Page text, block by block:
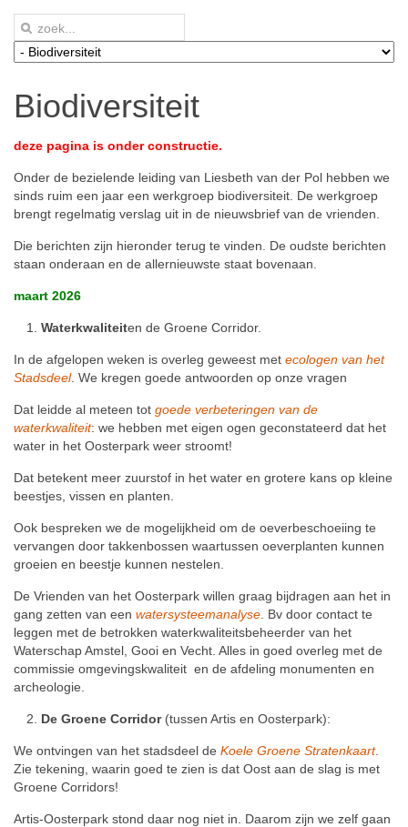
Biodiversiteit
deze pagina is onder constructie.
Onder de bezielende leiding van Liesbeth van der Pol hebben we
sinds ruim een jaar een werkgroep biodiversiteit. De werkgroep
brengt regelmatig verslag uit in de nieuwsbrief van de vrienden.
Die berichten zijn hieronder terug te vinden. De oudste berichten
staan onderaan en de allernieuwste staat bovenaan.
maart 2026
Waterkwaliteiten de Groene Corridor.
In de afgelopen weken is overleg geweest met ecologen van het
Stadsdeel. We kregen goede antwoorden op onze vragen
Dat leidde al meteen tot goede verbeteringen van de
waterkwaliteit: we hebben met eigen ogen geconstateerd dat het
water in het Oosterpark weer stroomt!
Dat betekent meer zuurstof in het water en grotere kans op kleine
beestjes, vissen en planten.
Ook bespreken we de mogelijkheid om de oeverbeschoeiing te
vervangen door takkenbossen waartussen oeverplanten kunnen
groeien en beestje kunnen nestelen.
De Vrienden van het Oosterpark willen graag bijdragen aan het in
gang zetten van een watersysteemanalyse . Bv door contact te
leggen met de betrokken waterkwaliteitsbeheerder van het
Waterschap Amstel, Gooi en Vecht. Alles in goed overleg met de
commissie omgevingskwaliteit en de afdeling monumenten en
archeologie.
De Groene Corridor (tussen Artis en Oosterpark):
We ontvingen van het stadsdeel de Koele Groene Stratenkaart.
Zie tekening, waarin goed te zien is dat Oost aan de slag is met
Groene Corridors!
Artis-Oosterpark stond daar nog niet in. Daarom zijn we zelf gaan